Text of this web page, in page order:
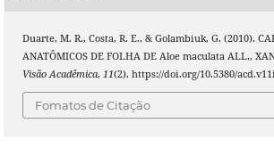
Duarte, M. R., Costa, R. E., & Golambiuk, G. (2010).
ANATÔMICOS DE FOLHA DE Aloe maculata ALL.,
Visão Acadêmica, 11(2). https://doi.org/10.5380/
Fomatos de Citação